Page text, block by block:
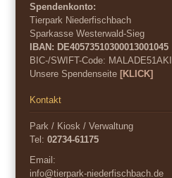
Spendenkonto:
Tierpark Niederfischbach
Sparkasse Westerwald-Sieg
IBAN: DE40573510300013001045
BIC-/SWIFT-Code: MALADE51AKI
Unsere Spendenseite[KLICK]
Kontakt
Park / Kiosk / Verwaltung
Tel:02734-61175
Email:
info@tierpark-niederfischbach.de